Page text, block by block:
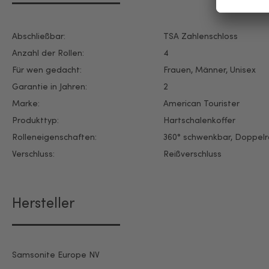
Abschließbar:
TSA Zahlenschloss
Anzahl der Rollen:
4
Für wen gedacht:
Frauen, Männer, Unisex
Garantie in Jahren:
2
Marke:
American Tourister
Produkttyp:
Hartschalenkoffer
Rolleneigenschaften:
360° schwenkbar,
Verschluss:
Reißverschluss
Hersteller
Samsonite Europe NV